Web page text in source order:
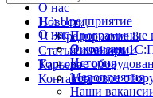
О нас
Новости
1С:Предприятие 8
Статьи и обзоры
Карьера
Контакты
1С: Предприятие
Программные
Лицензии
Торговое
Торговое
О нас
О компании
История
Мероприятия
Наши